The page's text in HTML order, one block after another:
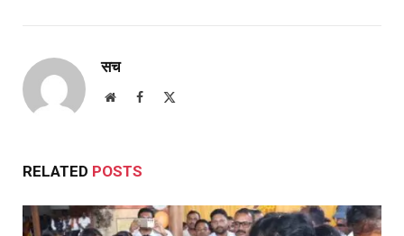
सच
WebsiteFacebook
RELATED POSTS